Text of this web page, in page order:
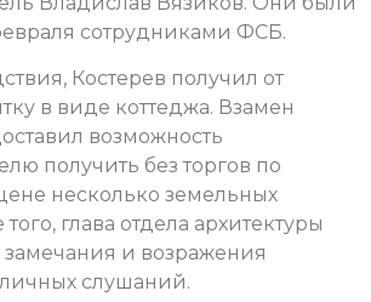
сотрудниками ФСБ.
Костерев получил от
в виде коттеджа. Взамен
возможность
получить без торгов по
несколько земельных
глава отдела архитектуры
замечания и возражения
слушаний.